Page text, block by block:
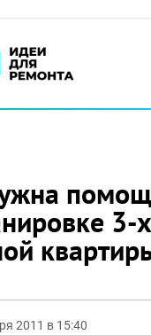
3-х
2011 в 15:40